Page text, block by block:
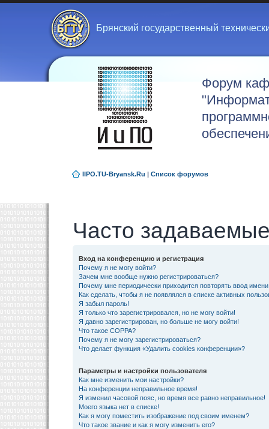
Брянский государственный
Форум
IIPO.TU-Bryansk.Ru | Список форумов
Часто
Вход на конференцию и регистрация
Почему я не могу войти?
Зачем мне вообще нужно регистрироваться?
Почему мне периодически приходится повторять ввод
Как сделать, чтобы я не появлялся в списке активных
Я забыл пароль!
Я только что зарегистрировался, но не могу войти!
Я давно зарегистрирован, но больше не могу войти!
Что такое COPPA?
Почему я не могу зарегистрироваться?
Что делает функция «Удалить cookies конференции»?
Параметры и настройки пользователя
Как мне изменить мои настройки?
На конференции неправильное время!
Я изменил часовой пояс, но время все равно неправильное!
Моего языка нет в списке!
Как я могу поместить изображение под своим именем?
Что такое звание и как я могу изменить его?